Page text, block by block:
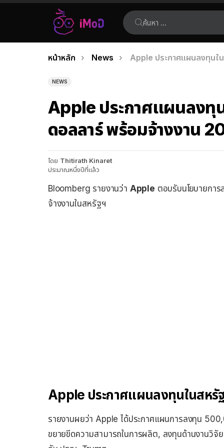
ค้นหา:
เรื่อง
ล่าสุด
คุณอยู่ที่นี่:
หน้าหลัก News Apple ประกาศแผนลงทุน
NEWS
Apple ประกาศแผนลงทุ
ดอลลาร์ พร้อมจ้างงาน
โดย Thitirath Kinaret
ประมาณหนึ่งปีที่แล้ว
Bloomberg รายงานว่า Apple ตอบรับนโยบายกา
จ้างงานในสหรัฐฯ
Apple ประกาศแผนลงทุนในสหรั
รายงานผยว่า​ Apple ได้ประกาศแผนการลงทุน
ขยายขีดความสามารถในการผลิต, ลงทุนด้านงานวิจั